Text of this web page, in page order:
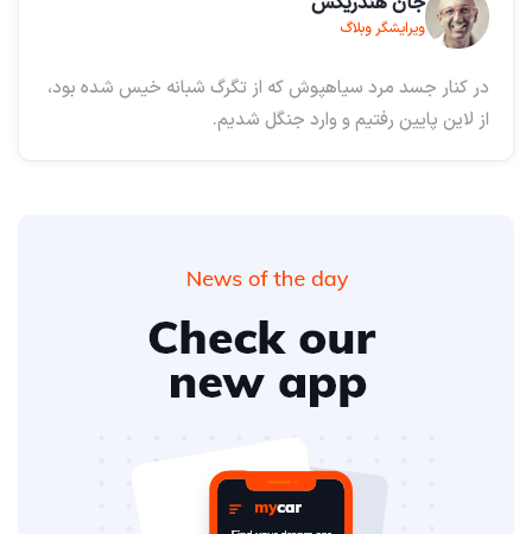
ویرایشگر وبلاگ
در کنار جسد مرد سیاهپوش که از تگرگ شبانه خیس شده بود،
از لاین پایین رفتیم و وارد جنگل شدیم.